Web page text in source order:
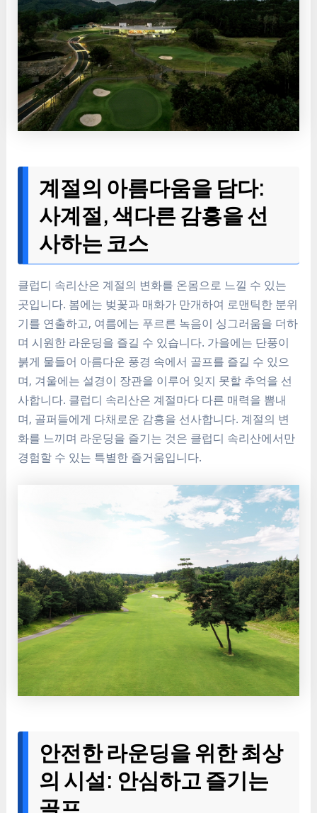
계절의 아름다움을 담다:
사계절, 색다른 감흥을 선
사하는 코스
클럽디 속리산은 계절의 변화를 온몸으로 느낄 수 있는
곳입니다. 봄에는 벚꽃과 매화가 만개하여 로맨틱한 분위
기를 연출하고, 여름에는 푸르른 녹음이 싱그러움을 더하
며 시원한 라운딩을 즐길 수 있습니다. 가을에는 단풍이
붉게 물들어 아름다운 풍경 속에서 골프를 즐길 수 있으
며, 겨울에는 설경이 장관을 이루어 잊지 못할 추억을 선
사합니다. 클럽디 속리산은 계절마다 다른 매력을 뽐내
며, 골퍼들에게 다채로운 감흥을 선사합니다. 계절의 변
화를 느끼며 라운딩을 즐기는 것은 클럽디 속리산에서만
경험할 수 있는 특별한 즐거움입니다.
안전한 라운딩을 위한 최상
의 시설: 안심하고 즐기는
골프